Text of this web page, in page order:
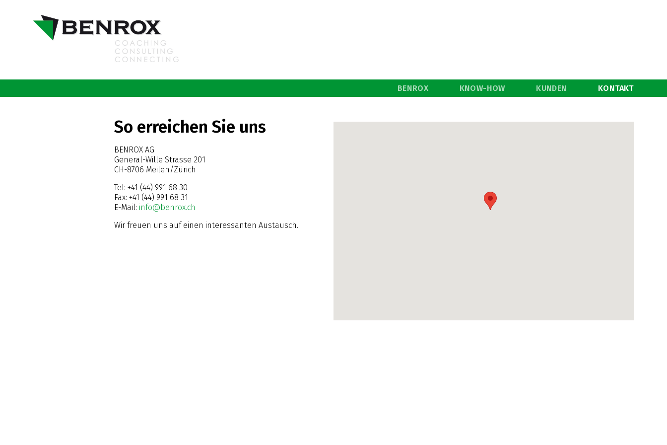
BENROX KNOW-HOW KUNDEN KONTAKT
So erreichen Sie uns
BENROX AG
General-Wille Strasse 201
CH-8706 Meilen/Zürich
Tel: +41 (44) 991 68 30
Fax: +41 (44) 991 68 31
E-Mail: info@benrox.ch
Wir freuen uns auf einen interessanten Austausch.